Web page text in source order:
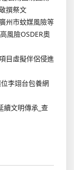
撰祭文
州市蚊媒風險等
風險OSDER奧
目虛擬伴侶侵進
李翊台包養網
續文明傳承_查